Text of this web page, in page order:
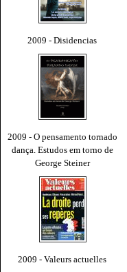
2009 - Disidencias
2009 - O pensamento tornado
dança. Estudos em torno de
George Steiner
2009 - Valeurs actuelles